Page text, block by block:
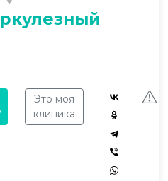
Это моя
клиника